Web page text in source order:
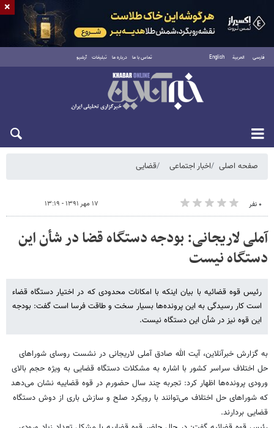
فارسی العربية English تماس با ما درباره ما تبلیغات آرشیو
شنبه ۱۷ مرداد ۱۴۰۵
صفحه اصلی اخبار اجتماعی قضایی
۰ نفر ۱۷ مهر ۱۳۹۱ - ۱۳:۱۹
آملی لاریجانی: بودجه دستگاه قضا در شأن این
دستگاه نیست
رئیس قوه قضائیه با بیان اینکه با امکانات محدودی که در اختیار دستگاه قضاء
است کار رسیدگی به این پرونده‌ها بسیار سخت و طاقت فرسا است گفت: بودجه
این قوه نیز در شأن این دستگاه نیست.
به گزارش خبرآنلاین، آیت الله صادق آملی لاریجانی در نشست روسای شوراهای
حل اختلاف سراسر کشور با اشاره به مشکلات دستگاه قضایی به ویژه حجم بالای
ورودی پرونده‌ها اظهار کرد: تجربه چند سال حضورم در قوه قضاییه نشان می‌دهد
که شوراهای حل اختلاف می‌توانند با رویکرد صلح و سازش باری از دوش دستگاه
قضایی بردارند.
×